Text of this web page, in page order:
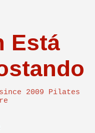
Está
2009 Pilates